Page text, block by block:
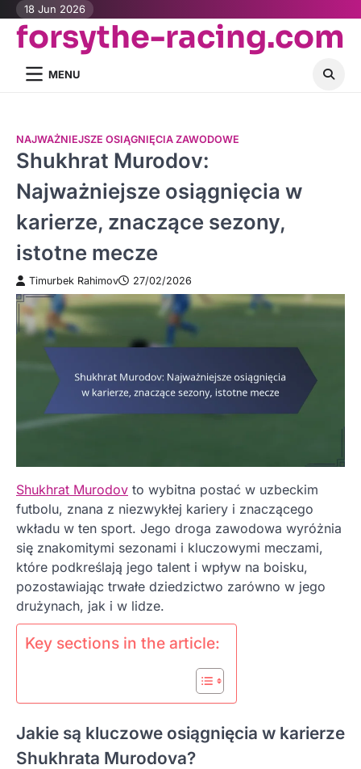
Skip
content
18 Jun 2026
forsythe-racing.com
MENU
NAJWAŻNIEJSZE OSIĄGNIĘCIA ZAWODOWE
Shukhrat Murodov:
Najważniejsze osiągnięcia w
karierze, znaczące sezony,
istotne mecze
Timurbek Rahimov 27/02/2026
Shukhrat Murodov to wybitna postać w uzbeckim
futbolu, znana z niezwykłej kariery i znaczącego
wkładu w ten sport. Jego droga zawodowa wyróżnia
się znakomitymi sezonami i kluczowymi meczami,
które podkreślają jego talent i wpływ na boisku,
pozostawiając trwałe dziedzictwo zarówno w jego
drużynach, jak i w lidze.
Key sections in the article:
Jakie są kluczowe osiągnięcia w karierze
Shukhrata Murodova?